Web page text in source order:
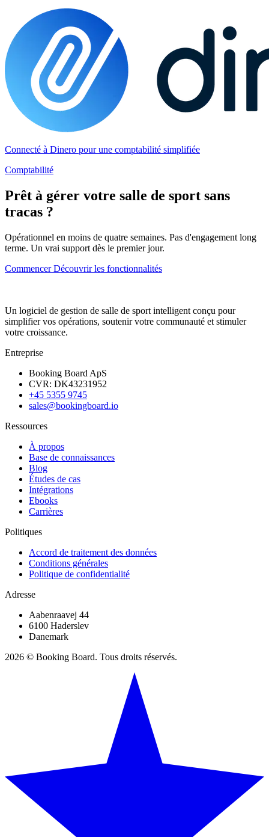
Connecté à Dinero pour une comptabilité simplifiée
Comptabilité
Prêt à gérer votre salle de sport sans
tracas ?
Opérationnel en moins de quatre semaines. Pas d'engagement long
terme. Un vrai support dès le premier jour.
CommencerDécouvrir les fonctionnalités
Un logiciel de gestion de salle de sport intelligent conçu pour
simplifier vos opérations, soutenir votre communauté et stimuler
votre croissance.
Entreprise
Booking Board ApS
CVR: DK43231952
+45 5355 9745
sales@bookingboard.io
Ressources
À propos
Base de connaissances
Blog
Études de cas
Intégrations
Ebooks
Carrières
Politiques
Accord de traitement des données
Conditions générales
Politique de confidentialité
Adresse
Aabenraavej 44
6100 Haderslev
Danemark
2026 © Booking Board. Tous droits réservés.